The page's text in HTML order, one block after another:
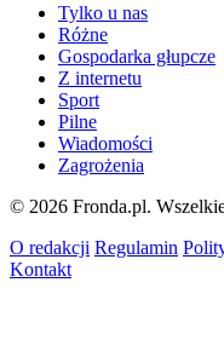
Tylko u nas
Różne
Gospodarka głupcze
Z internetu
Sport
Pilne
Wiadomości
Zagrożenia
© 2026 Fronda.pl.
O redakcji Regulamin
Kontakt